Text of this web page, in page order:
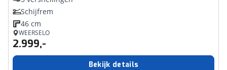
Schijfrem
46 cm
WEERSELO
2.999,-
Bekijk details